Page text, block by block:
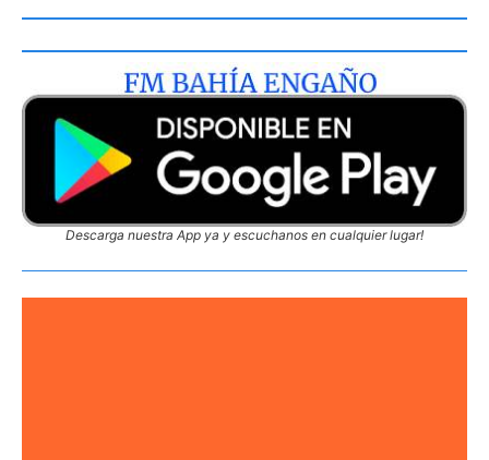
Descarga nuestra App ya y escuchanos en cualquier lugar!